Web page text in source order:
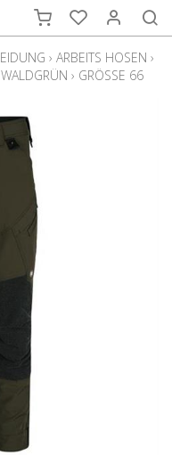
› ARBEITS HOSEN ›
› GRÖSSE 66